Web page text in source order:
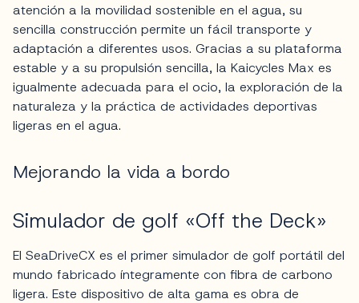
atención a la movilidad sostenible en el agua, su
sencilla construcción permite un fácil transporte y
adaptación a diferentes usos. Gracias a su plataforma
estable y a su propulsión sencilla, la Kaicycles Max es
igualmente adecuada para el ocio, la exploración de la
naturaleza y la práctica de actividades deportivas
ligeras en el agua.
Mejorando la vida a bordo
Simulador de golf «Off the Deck»
El SeaDriveCX es el primer simulador de golf portátil del
mundo fabricado íntegramente con fibra de carbono
ligera. Este dispositivo de alta gama es obra de